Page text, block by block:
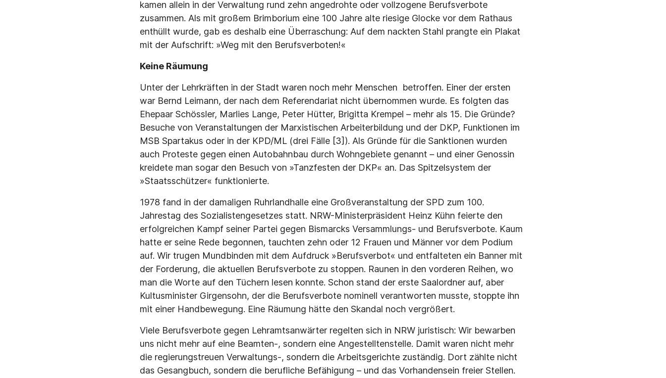
kamen allein in der Verwaltung rund zehn angedrohte oder vollzogene Berufsverbote
zusammen. Als mit großem Brimborium eine 100 Jahre alte riesige Glocke vor dem Rathaus
enthüllt wurde, gab es deshalb eine Überraschung: Auf dem nackten Stahl prangte ein Plakat
mit der Aufschrift: »Weg mit den Berufsverboten!«
Keine Räumung
Unter der Lehrkräften in der Stadt waren noch mehr Menschen betroffen. Einer der ersten
war Bernd Leimann, der nach dem Referendariat nicht übernommen wurde. Es folgten das
Ehepaar Schössler, Marlies Lange, Peter Hütter, Brigitta Krempel – mehr als 15. Die Gründe?
Besuche von Veranstaltungen der Marxistischen Arbeiterbildung und der DKP, Funktionen im
MSB Spartakus oder in der KPD/ML (drei Fälle [3]). Als Gründe für die Sanktionen wurden
auch Proteste gegen einen Autobahnbau durch Wohngebiete genannt – und einer Genossin
kreidete man sogar den Besuch von »Tanzfesten der DKP« an. Das Spitzelsystem der
»Staatsschützer« funktionierte.
1978 fand in der damaligen Ruhrlandhalle eine Großveranstaltung der SPD zum 100.
Jahrestag des Sozialistengesetzes statt. NRW-Ministerpräsident Heinz Kühn feierte den
erfolgreichen Kampf seiner Partei gegen Bismarcks Versammlungs- und Berufsverbote. Kaum
hatte er seine Rede begonnen, tauchten zehn oder 12 Frauen und Männer vor dem Podium
auf. Wir trugen Mundbinden mit dem Aufdruck »Berufsverbot« und entfalteten ein Banner mit
der Forderung, die aktuellen Berufsverbote zu stoppen. Raunen in den vorderen Reihen, wo
man die Worte auf den Tüchern lesen konnte. Schon stand der erste Saalordner auf, aber
Kultusminister Girgensohn, der die Berufsverbote nominell verantworten musste, stoppte ihn
mit einer Handbewegung. Eine Räumung hätte den Skandal noch vergrößert.
Viele Berufsverbote gegen Lehramtsanwärter regelten sich in NRW juristisch: Wir bewarben
uns nicht mehr auf eine Beamten-, sondern eine Angestelltenstelle. Damit waren nicht mehr
die regierungstreuen Verwaltungs-, sondern die Arbeitsgerichte zuständig. Dort zählte nicht
das Gesangbuch, sondern die berufliche Befähigung – und das Vorhandensein freier Stellen.